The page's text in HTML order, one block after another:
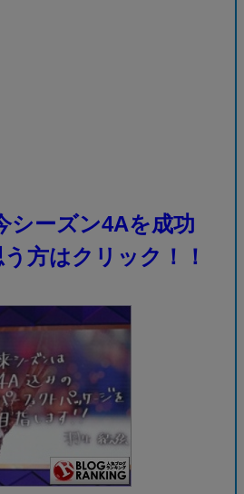
シーズン4Aを成功
方はクリック！！